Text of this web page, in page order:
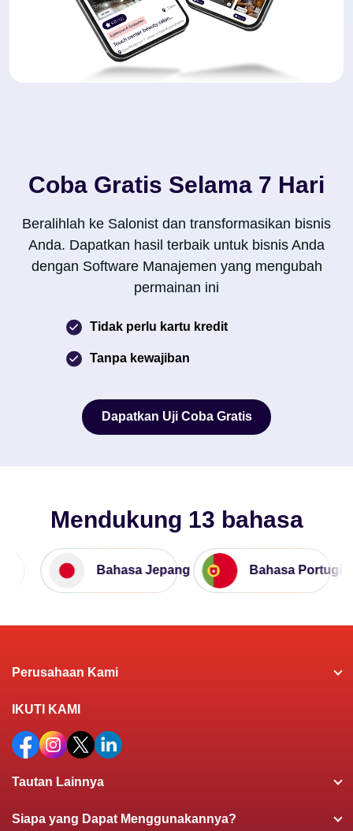
Coba Gratis Selama 7 Hari
Beralihlah ke Salonist dan transformasikan bisnis
Anda. Dapatkan hasil terbaik untuk bisnis Anda
dengan Software Manajemen yang mengubah
permainan ini
Tidak perlu kartu kredit
Tanpa kewajiban
Dapatkan Uji Coba Gratis
Mendukung 13 bahasa
Bahasa Jepang Bahasa Portugis
Perusahaan Kami
IKUTI KAMI
Tautan Lainnya
Siapa yang Dapat Menggunakannya?